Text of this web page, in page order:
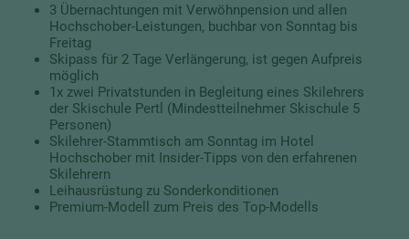
3 Übernachtungen mit Verwöhnpension und allen
Hochschober-Leistungen, buchbar von Sonntag bis
Freitag
Skipass für 2 Tage Verlängerung, ist gegen Aufpreis
möglich
1x zwei Privatstunden in Begleitung eines Skilehrers
der Skischule Pertl (Mindestteilnehmer Skischule 5
Personen)
Skilehrer-Stammtisch am Sonntag im Hotel
Hochschober mit Insider-Tipps von den erfahrenen
Skilehrern
Leihausrüstung zu Sonderkonditionen
Premium-Modell zum Preis des Top-Modells